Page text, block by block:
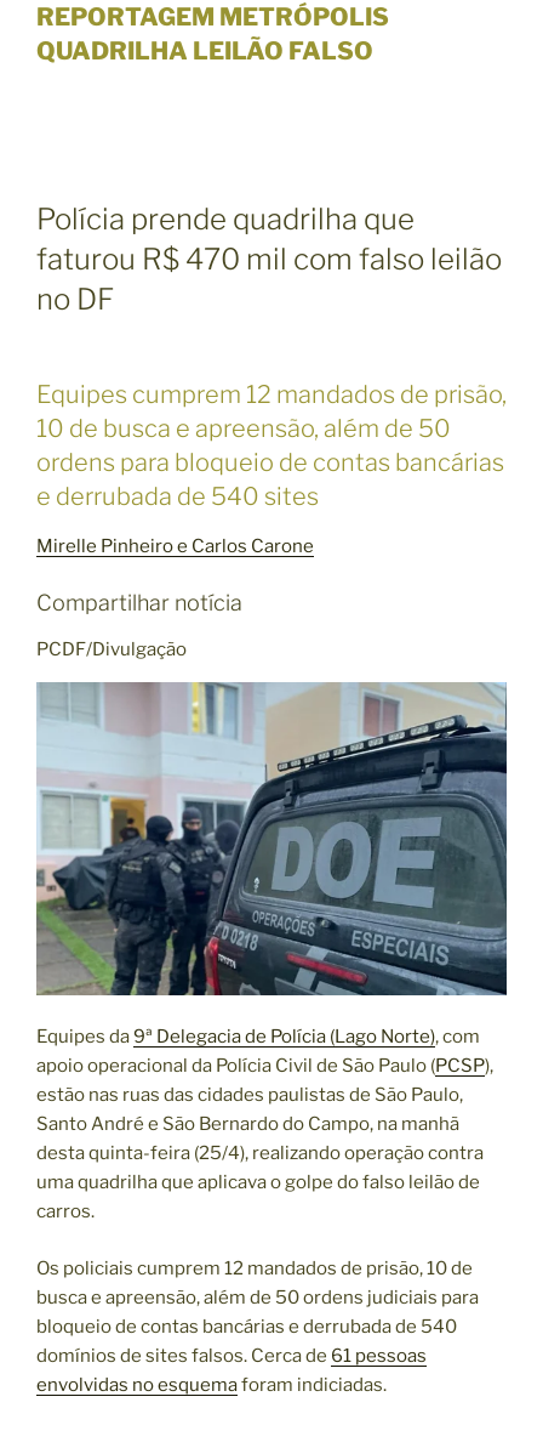
REPORTAGEM METRÓPOLIS
QUADRILHA LEILÃO FALSO
Polícia prende quadrilha que
faturou R$ 470 mil com falso leilão
no DF
Equipes cumprem 12 mandados de prisão,
10 de busca e apreensão, além de 50
ordens para bloqueio de contas bancárias
e derrubada de 540 sites
Mirelle Pinheiroe Carlos Carone
Compartilhar notícia
PCDF/Divulgação
Equipes da9ª Delegacia de Polícia (Lago Norte), com
apoio operacional da Polícia Civil de São Paulo (PCSP),
estão nas ruas das cidades paulistas de São Paulo,
Santo André e São Bernardo do Campo, na manhã
desta quinta-feira (25/4), realizando operação contra
uma quadrilha que aplicava o golpe do falso leilão de
carros.
Os policiais cumprem 12 mandados de prisão, 10 de
busca e apreensão, além de 50 ordens judiciais para
bloqueio de contas bancárias e derrubada de 540
domínios de sites falsos. Cerca de 61 pessoas
envolvidas no esquemaforam indiciadas.